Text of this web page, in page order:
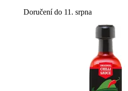
Doručení do 11. srpna